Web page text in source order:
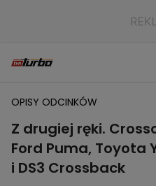
OPISY ODCINKÓW
Z drugiej ręki.
Ford Puma, Toyota
i DS3 Crossback